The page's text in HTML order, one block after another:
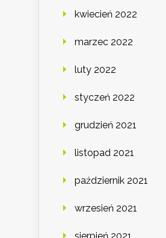
kwiecień 2022
marzec 2022
luty 2022
styczeń 2022
grudzień 2021
listopad 2021
październik 2021
wrzesień 2021